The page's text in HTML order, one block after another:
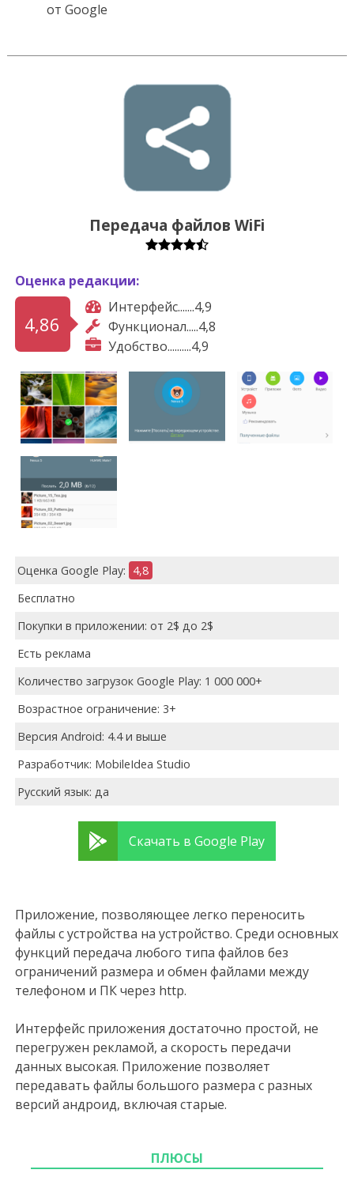
от Google
Передача файлов WiFi
Оценка редакции:
4,86
Интерфейс.......4,9
Функционал.....4,8
Удобство..........4,9
Оценка Google Play: 4,8
Бесплатно
Покупки в приложении: от 2$ до 2$
Есть реклама
Количество загрузок Google Play: 1 000 000+
Возрастное ограничение: 3+
Версия Android: 4.4 и выше
Разработчик: MobileIdea Studio
Русский язык: да
Скачать в Google Play
Приложение, позволяющее легко переносить
файлы с устройства на устройство. Среди основных
функций передача любого типа файлов без
ограничений размера и обмен файлами между
телефоном и ПК через http.
Интерфейс приложения достаточно простой, не
перегружен рекламой, а скорость передачи
данных высокая. Приложение позволяет
передавать файлы большого размера с разных
версий андроид, включая старые.
ПЛЮСЫ